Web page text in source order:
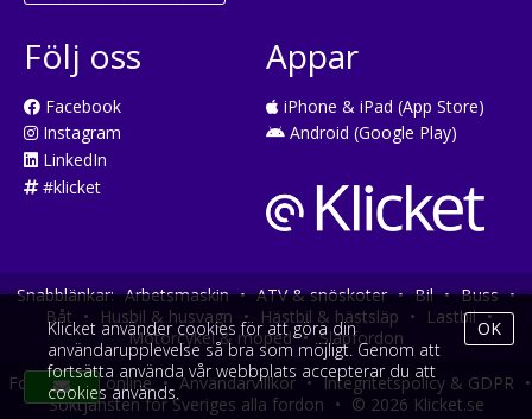
Följ oss
Facebook
Instagram
LinkedIn
#klicket
Appar
iPhone & iPad (App Store)
Android (Google Play)
Snabblänkar: Arbetsmaskin • ATV & snöskoter • Bil • Buss •
Båt • Husbil & husvagn • Hästbil & hästsläp • Lastbil •
Motorcykel & moped • Släpfordon
Fordonsköp online • Användarvillkor • Integritetspolicy & GDPR •
Söktjänsten för Sveriges alla fordon • © 2026 Klicket.se
Klicket använder cookies för att göra din
användarupplevelse så bra som möjligt. Genom att
fortsätta använda vår webbplats accepterar du att
cookies används.
OK